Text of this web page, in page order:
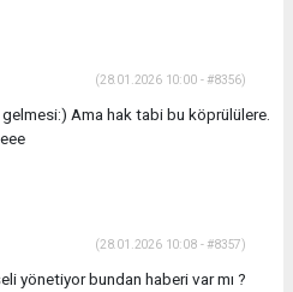
(28.01.2026 10:00 - #8356)
Ama hak tabi bu köprülülere.
(28.01.2026 10:08 - #8357)
yönetiyor bundan haberi var mı ?